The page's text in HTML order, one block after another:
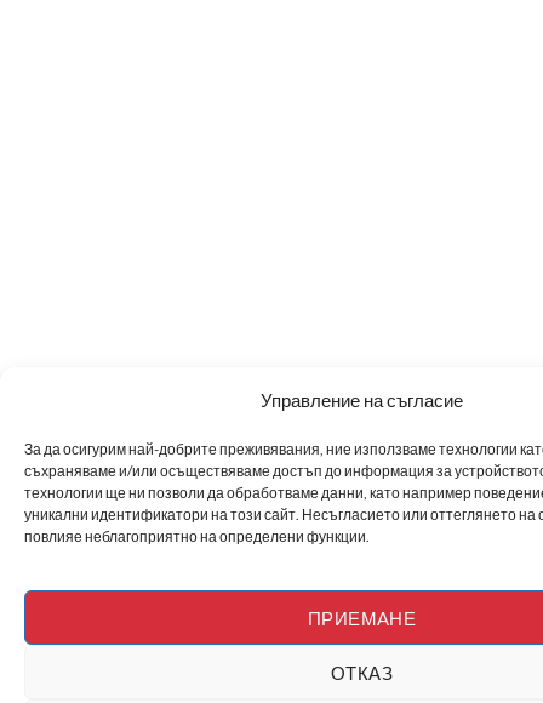
Управление на съгласие
За да осигурим най-добрите преживявания, ние използваме технологии
съхраняваме и/или осъществяваме достъп до информация за
технологии ще ни позволи да обработваме данни, като например
уникални идентификатори на този сайт. Несъгласието или оттеглянето на
повлияе неблагоприятно на определени функции.
ПРИЕМАНЕ
ОТКАЗ